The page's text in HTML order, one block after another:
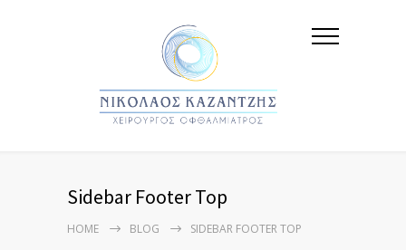
Sidebar Footer Top
HOME BLOG SIDEBAR FOOTER TOP